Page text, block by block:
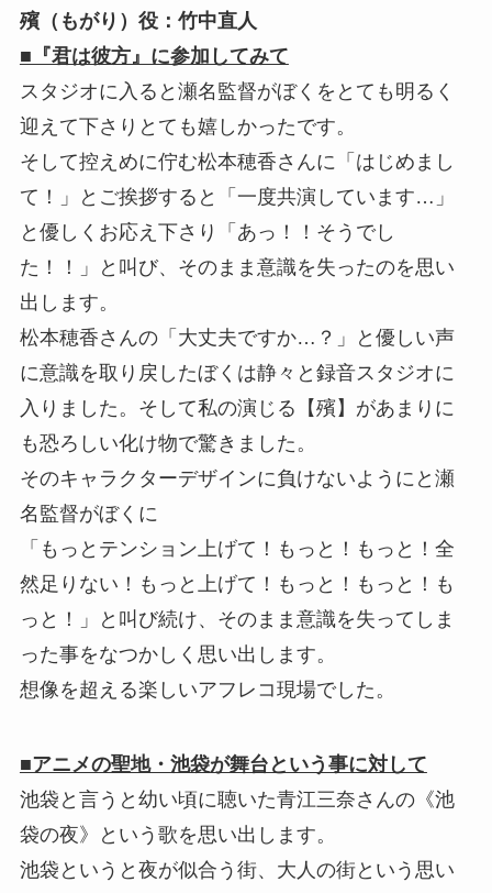
殯（もがり）役：竹中直人
■『君は彼方』に参加してみて
スタジオに入ると瀬名監督がぼくをとても明るく
迎えて下さりとても嬉しかったです。
そして控えめに佇む松本穂香さんに「はじめまし
て！」とご挨拶すると「一度共演しています…」
と優しくお応え下さり「あっ！！そうでし
た！！」と叫び、そのまま意識を失ったのを思い
出します。
松本穂香さんの「大丈夫ですか…？」と優しい声
に意識を取り戻したぼくは静々と録音スタジオに
入りました。そして私の演じる【殯】があまりに
も恐ろしい化け物で驚きました。
そのキャラクターデザインに負けないようにと瀬
名監督がぼくに
「もっとテンション上げて！もっと！もっと！全
然足りない！もっと上げて！もっと！もっと！も
っと！」と叫び続け、そのまま意識を失ってしま
った事をなつかしく思い出します。
想像を超える楽しいアフレコ現場でした。
■アニメの聖地・池袋が舞台という事に対して
池袋と言うと幼い頃に聴いた青江三奈さんの《池
袋の夜》という歌を思い出します。
池袋というと夜が似合う街、大人の街という思い